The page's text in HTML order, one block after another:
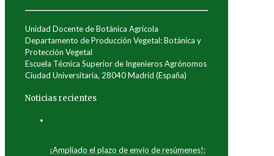
Unidad Docente de Botánica Agrícola
Departamento de Producción Vegetal: Botánica y
Protección Vegetal
Escuela Técnica Superior de Ingenieros Agrónomos
Ciudad Universitaria, 28040 Madrid (España)
Noticias recientes
¡Ampliado el plazo de envío de resúmenes!: